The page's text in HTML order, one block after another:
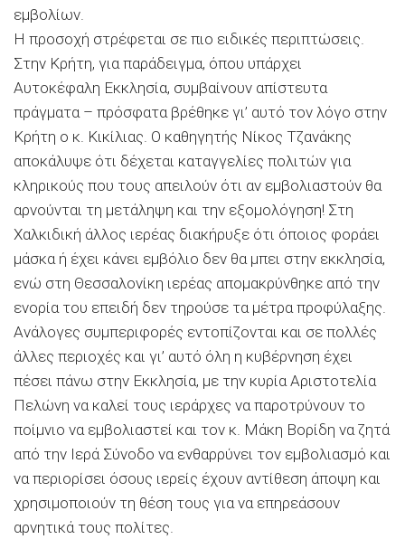
εμβολίων.
Η προσοχή στρέφεται σε πιο ειδικές περιπτώσεις.
Στην Κρήτη, για παράδειγμα, όπου υπάρχει
Αυτοκέφαλη Εκκλησία, συμβαίνουν απίστευτα
πράγματα – πρόσφατα βρέθηκε γι’ αυτό τον λόγο στην
Κρήτη ο κ. Κικίλιας. Ο καθηγητής Νίκος Τζανάκης
αποκάλυψε ότι δέχεται καταγγελίες πολιτών για
κληρικούς που τους απειλούν ότι αν εμβολιαστούν θα
αρνούνται τη μετάληψη και την εξομολόγηση! Στη
Χαλκιδική άλλος ιερέας διακήρυξε ότι όποιος φοράει
μάσκα ή έχει κάνει εμβόλιο δεν θα μπει στην εκκλησία,
ενώ στη Θεσσαλονίκη ιερέας απομακρύνθηκε από την
ενορία του επειδή δεν τηρούσε τα μέτρα προφύλαξης.
Ανάλογες συμπεριφορές εντοπίζονται και σε πολλές
άλλες περιοχές και γι’ αυτό όλη η κυβέρνηση έχει
πέσει πάνω στην Εκκλησία, με την κυρία Αριστοτελία
Πελώνη να καλεί τους ιεράρχες να παροτρύνουν το
ποίμνιο να εμβολιαστεί και τον κ. Μάκη Βορίδη να ζητά
από την Ιερά Σύνοδο να ενθαρρύνει τον εμβολιασμό και
να περιορίσει όσους ιερείς έχουν αντίθεση άποψη και
χρησιμοποιούν τη θέση τους για να επηρεάσουν
αρνητικά τους πολίτες.